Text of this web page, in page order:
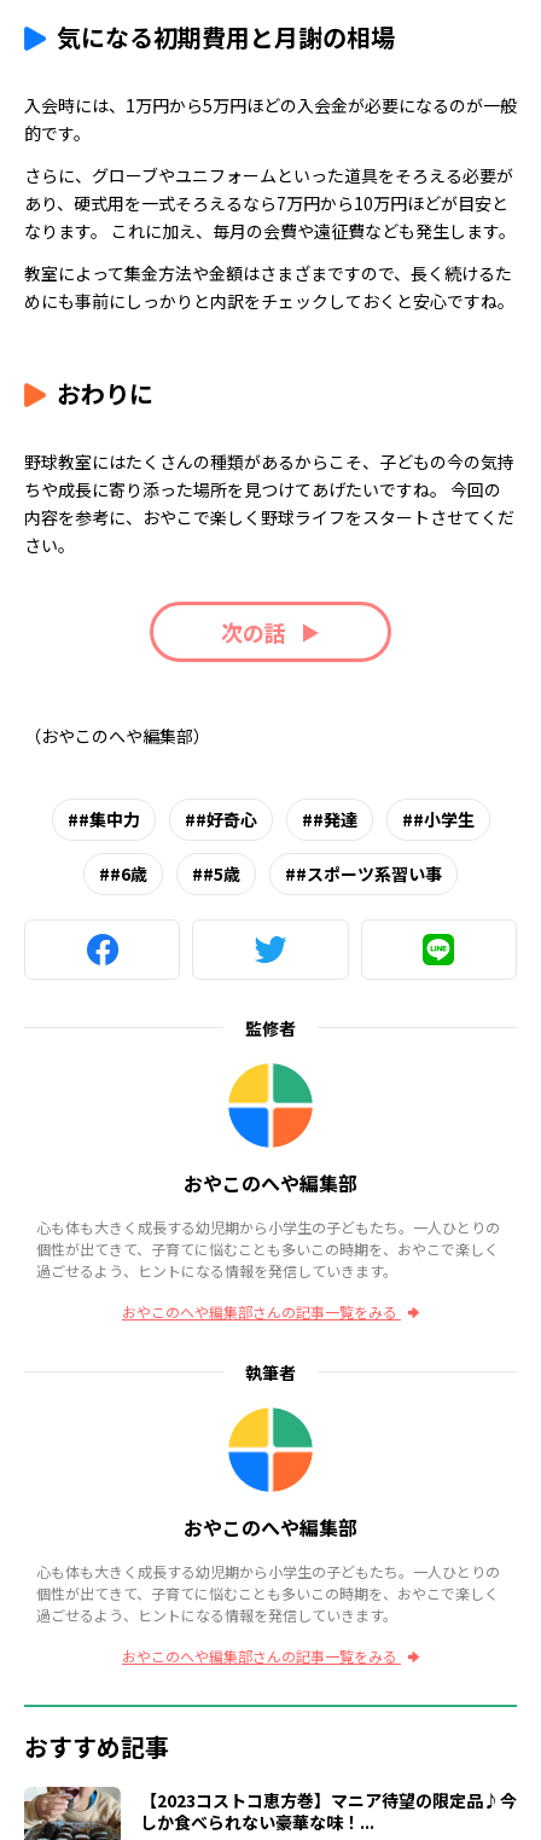
気になる初期費用と月謝の相場
入会時には、1万円から5万円ほどの入会金が必要になるのが一般
的です。
さらに、グローブやユニフォームといった道具をそろえる必要が
あり、硬式用を一式そろえるなら7万円から10万円ほどが目安と
なります。 これに加え、毎月の会費や遠征費なども発生します。
教室によって集金方法や金額はさまざまですので、長く続けるた
めにも事前にしっかりと内訳をチェックしておくと安心ですね。
おわりに
野球教室にはたくさんの種類があるからこそ、子どもの今の気持
ちや成長に寄り添った場所を見つけてあげたいですね。 今回の
内容を参考に、おやこで楽しく野球ライフをスタートさせてくだ
さい。
次の話
（おやこのへや編集部）
#集中力 #好奇心 #発達 #小学生
#6歳 #5歳 #スポーツ系習い事
監修者
おやこのへや編集部
心も体も大きく成長する幼児期から小学生の子どもたち。一人ひとりの
個性が出てきて、子育てに悩むことも多いこの時期を、おやこで楽しく
過ごせるよう、ヒントになる情報を発信していきます。
おやこのへや編集部さんの記事一覧をみる
執筆者
おやこのへや編集部
心も体も大きく成長する幼児期から小学生の子どもたち。一人ひとりの
個性が出てきて、子育てに悩むことも多いこの時期を、おやこで楽しく
過ごせるよう、ヒントになる情報を発信していきます。
おやこのへや編集部さんの記事一覧をみる
おすすめ記事
【2023コストコ恵方巻】マニア待望の限定品♪今
しか食べられない豪華な味！...